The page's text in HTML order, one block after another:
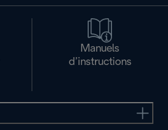
Manuels
d’instructions